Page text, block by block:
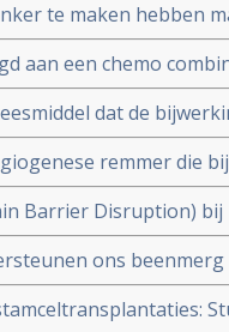
te maken hebben
aan een chemo
verbetert de
dat de
middel om
remmer die
overzicht van een
Barrier Disruption)
en hoog significant
ons